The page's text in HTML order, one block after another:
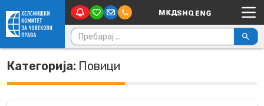
Skip to content Main Navigation
Пребарувај за:
Категорија: Повици